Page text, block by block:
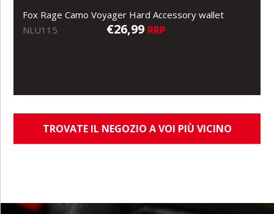
Fox Rage Camo Voyager Hard Accessory wallet
NLU115
€26,99 RRP
TROVATE IL NEGOZIO A VOI PIÙ VICINO